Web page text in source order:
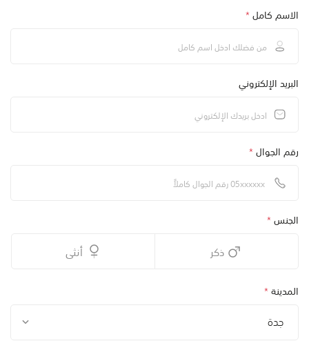
الاسم كامل*
البريد الإلكتروني
رقم الجوال*
الجنس*
ذكر أنثى
المدينة*
جدة